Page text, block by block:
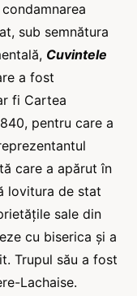
sub semnătura
Cuvintele
a fost
fi Cartea
pentru care a
care a apărut în
lovitura de stat
sale din
cu biserica și a
Trupul său a fost
Lachaise.